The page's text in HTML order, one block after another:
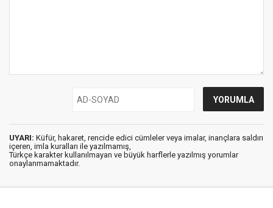
UYARI: Küfür, hakaret, rencide edici cümleler veya imalar, inançlara saldırı
içeren, imla kuralları ile yazılmamış,
Türkçe karakter kullanılmayan ve büyük harflerle yazılmış yorumlar
onaylanmamaktadır.